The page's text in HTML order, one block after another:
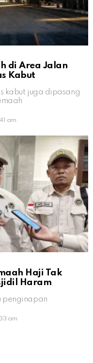
di Area Jalan
Kabut
kabut juga dipasang
am
Haji Tak
Haram
penginapan
am